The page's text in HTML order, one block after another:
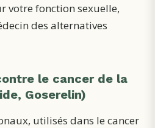
votre fonction sexuelle,
des alternatives
le cancer de la
Goserelin)
utilisés dans le cancer